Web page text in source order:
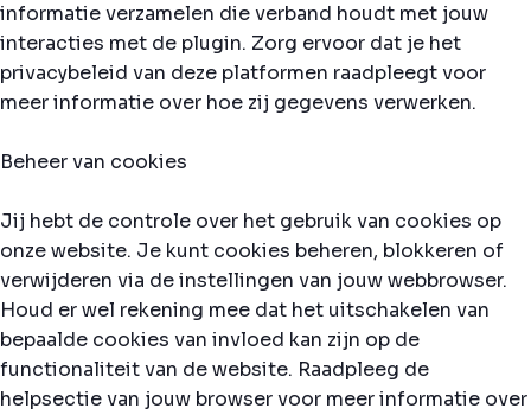
informatie verzamelen die verband houdt met jouw
interacties met de plugin. Zorg ervoor dat je het
privacybeleid van deze platformen raadpleegt voor
meer informatie over hoe zij gegevens verwerken.
Beheer van cookies
Jij hebt de controle over het gebruik van cookies op
onze website. Je kunt cookies beheren, blokkeren of
verwijderen via de instellingen van jouw webbrowser.
Houd er wel rekening mee dat het uitschakelen van
bepaalde cookies van invloed kan zijn op de
functionaliteit van de website. Raadpleeg de
helpsectie van jouw browser voor meer informatie over